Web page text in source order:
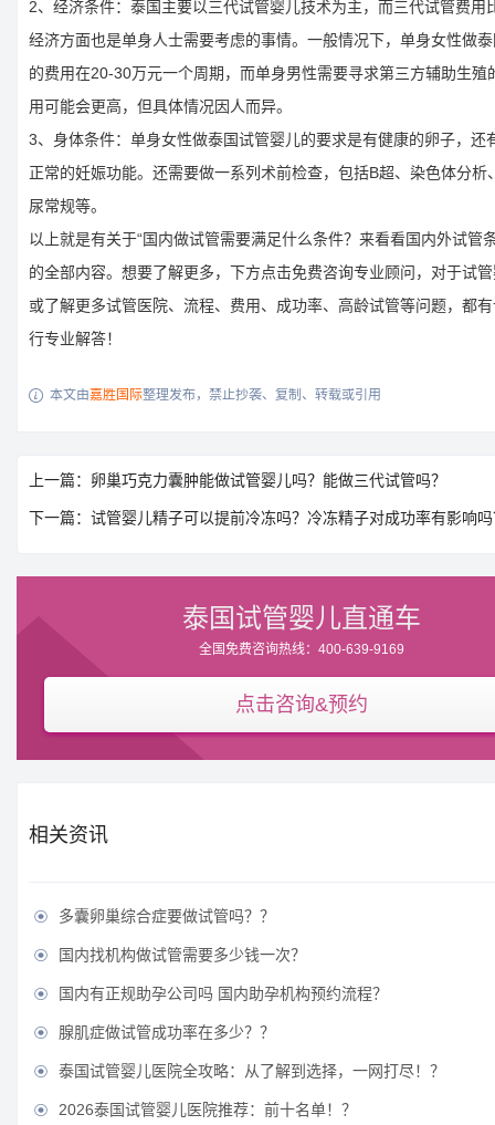
2、经济条件：泰国主要以三代试管婴儿技术为主，而三代试管费用
经济方面也是单身人士需要考虑的事情。一般情况下，单身女性做
的费用在20-30万元一个周期，而单身男性需要寻求第三方辅助生殖
用可能会更高，但具体情况因人而异。
3、身体条件：单身女性做泰国试管婴儿的要求是有健康的卵子，还
正常的妊娠功能。还需要做一系列术前检查，包括B超、染色体分析
尿常规等。
以上就是有关于“国内做试管需要满足什么条件？来看看国内外试管
的全部内容。想要了解更多，下方点击免费咨询专业顾问，对于试
或了解更多试管医院、流程、费用、成功率、高龄试管等问题，都
行专业解答！
 本文由嘉胜国际整理发布，禁止抄袭、复制、转载或引用
上一篇：卵巢巧克力囊肿能做试管婴儿吗？能做三代试管吗？
下一篇：试管婴儿精子可以提前冷冻吗？冷冻精子对成功率有影响
泰国试管婴儿直通车
全国免费咨询热线：400-639-9169
点击咨询&预约
相关资讯
 多囊卵巢综合症要做试管吗？？
 国内找机构做试管需要多少钱一次？
 国内有正规助孕公司吗 国内助孕机构预约流程？
 腺肌症做试管成功率在多少？？
 泰国试管婴儿医院全攻略：从了解到选择，一网打尽！？
 2026泰国试管婴儿医院推荐：前十名单！？